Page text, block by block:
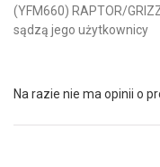
(YFM660) RAPTOR/
sądzą jego użytkownicy
Na razie nie ma opinii o